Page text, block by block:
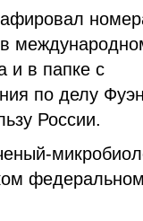
и в папке с
по делу
России.
федеральном